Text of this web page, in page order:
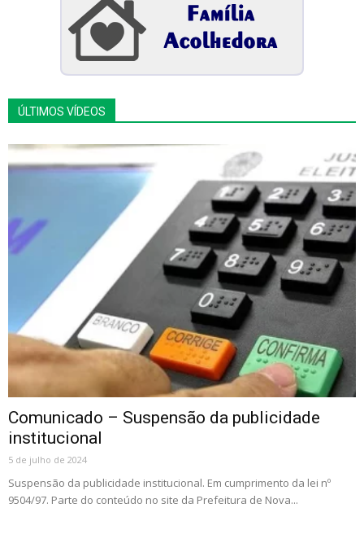
ÚLTIMOS VÍDEOS
Comunicado – Suspensão da publicidade
institucional
5 de julho de 2024
Suspensão da publicidade institucional. Em cumprimento da lei nº
9504/97. Parte do conteúdo no site da Prefeitura de Nova...